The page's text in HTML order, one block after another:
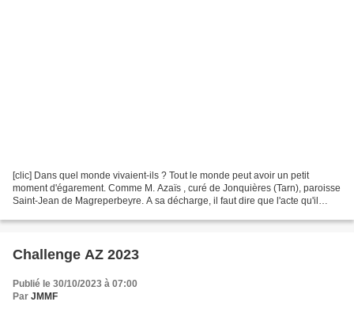
[clic] Dans quel monde vivaient-ils ? Tout le monde peut avoir un petit
moment d'égarement. Comme M. Azaïs , curé de Jonquières (Tarn), paroisse
Saint-Jean de Magreperbeyre. A sa décharge, il faut dire que l'acte qu'il
Challenge AZ 2023
Publié le 30/10/2023 à 07:00
Par JMMF